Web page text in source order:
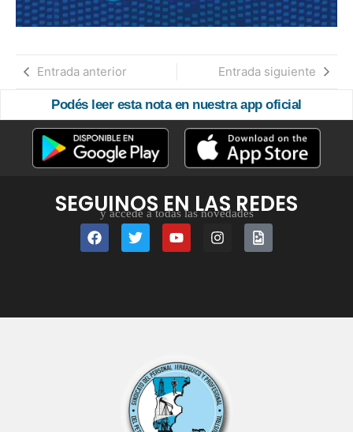
Entrada anterior Entrada siguiente
Podés leer esta nota en nuestra app oficial
SEGUINOS EN LAS REDES
y accedé a todas las novedades